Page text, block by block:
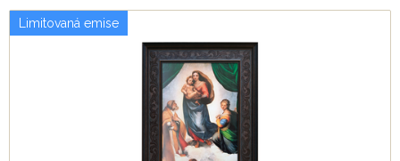
Limitovaná emise